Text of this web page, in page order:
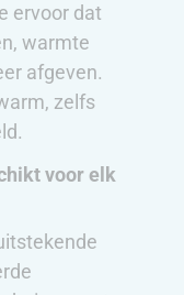
ervoor dat
warmte
afgeven.
zelfs
voor elk